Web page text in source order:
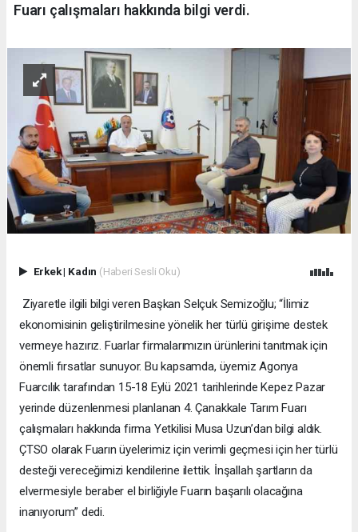
Fuarı çalışmaları hakkında bilgi verdi.
Erkek| Kadın (Haberi Sesli Oku)
Ziyaretle ilgili bilgi veren Başkan Selçuk Semizoğlu; “İlimiz
ekonomisinin geliştirilmesine yönelik her türlü girişime destek
vermeye hazırız. Fuarlar firmalarımızın ürünlerini tanıtmak için
önemli fırsatlar sunuyor. Bu kapsamda, üyemiz Agonya
Fuarcılık tarafından 15-18 Eylü 2021 tarihlerinde Kepez Pazar
yerinde düzenlenmesi planlanan 4. Çanakkale Tarım Fuarı
çalışmaları hakkında firma Yetkilisi Musa Uzun’dan bilgi aldık.
ÇTSO olarak Fuarın üyelerimiz için verimli geçmesi için her türlü
desteği vereceğimizi kendilerine ilettik. İnşallah şartların da
elvermesiyle beraber el birliğiyle Fuarın başarılı olacağına
inanıyorum” dedi.